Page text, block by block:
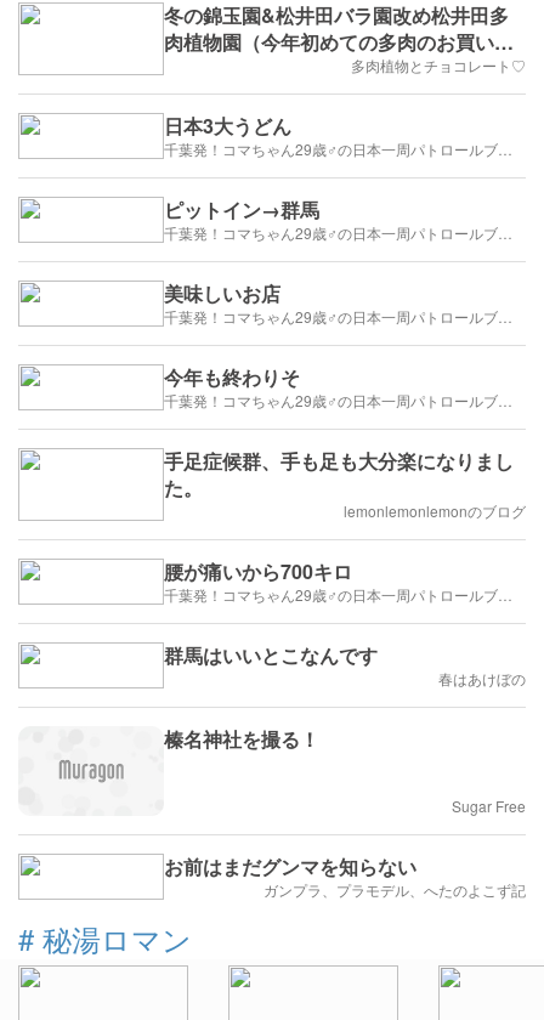
冬の錦玉園&松井田バラ園改め松井田多
肉植物園（今年初めての多肉のお買い
多肉植物とチョコレート♡
日本3大うどん
ピットイン→群馬
美味しいお店
今年も終わりそ
手足症候群、手も足も大分楽になりまし
た。
lemonlemonlemonのブログ
腰が痛いから700キロ
群馬はいいとこなんです
春はあけぼの
榛名神社を撮る！
Sugar Free
お前はまだグンマを知らない
ガンプラ、プラモデル、へたのよこず記
# 秘湯ロマン